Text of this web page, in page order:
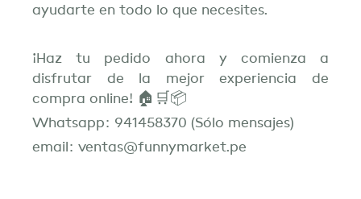
ayudarte en todo lo que necesites.
¡Haz tu pedido ahora y comienza a
disfrutar de la mejor experiencia de
compra online! 🏠🛒📦
Whatsapp: 941458370 (Sólo mensajes)
email: ventas@funnymarket.pe